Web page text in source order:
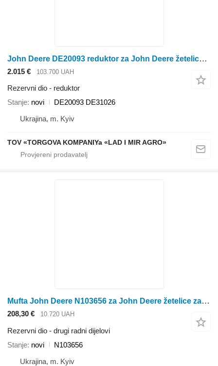
John Deere DE20093 reduktor za John Deere žetelice za kukuruz
2.015 € 103.700 UAH
Rezervni dio - reduktor
Stanje novi
DE20093 DE31026
Ukrajina, m. Kyiv
TOV «TORGOVA KOMPANIYa «LAD I MIR AGRO»
Mufta John Deere N103656 za John Deere žetelice za kukuruz
208,30 € 10.720 UAH
Rezervni dio - drugi radni dijelovi
Stanje novi
N103656
Ukrajina, m. Kyiv